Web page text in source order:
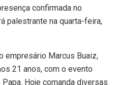
confirmada no
palestrante na quarta-feira,
empresário Marcus Buaiz,
21 anos, com o evento
Hoje comanda diversas